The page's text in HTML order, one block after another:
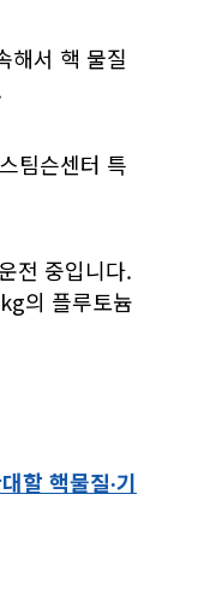
해서 핵 물질
팀슨센터 특
전 중입니다.
의 플루토늄
할 핵물질∙기